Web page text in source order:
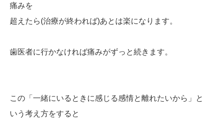
痛みを
超えたら(治療が終われば)あとは楽になります。
歯医者に行かなければ痛みがずっと続きます。
この「一緒にいるときに感じる感情と離れたいから」と
いう考え方をすると